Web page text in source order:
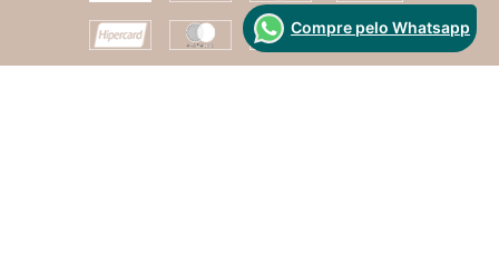
Compre pelo Whatsapp